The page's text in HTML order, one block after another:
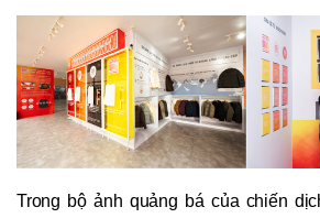
Trong bộ ảnh quảng bá của chiến